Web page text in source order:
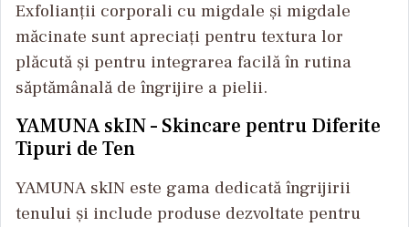
Exfolianții corporali cu migdale și migdale
măcinate sunt apreciați pentru textura lor
plăcută și pentru integrarea facilă în rutina
săptămânală de îngrijire a pielii.
YAMUNA skIN – Skincare pentru Diferite
Tipuri de Ten
YAMUNA skIN este gama dedicată îngrijirii
tenului și include produse dezvoltate pentru